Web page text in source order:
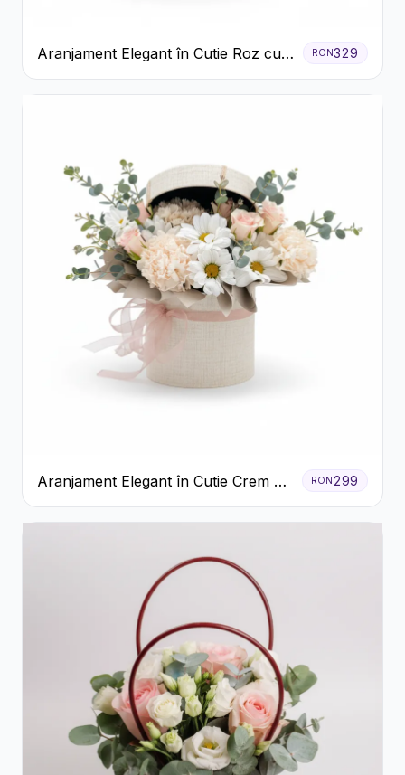
Aranjament Elegant în Cutie Roz cu
Trandafiri și Gerbera
RON329
Aranjament Elegant în Cutie Crem cu
Crizanteme și Trandafiri
RON 299